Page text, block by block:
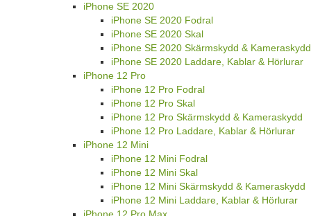
iPhone SE 2020
iPhone SE 2020 Fodral
iPhone SE 2020 Skal
iPhone SE 2020 Skärmskydd & Kameraskydd
iPhone SE 2020 Laddare, Kablar & Hörlurar
iPhone 12 Pro
iPhone 12 Pro Fodral
iPhone 12 Pro Skal
iPhone 12 Pro Skärmskydd & Kameraskydd
iPhone 12 Pro Laddare, Kablar & Hörlurar
iPhone 12 Mini
iPhone 12 Mini Fodral
iPhone 12 Mini Skal
iPhone 12 Mini Skärmskydd & Kameraskydd
iPhone 12 Mini Laddare, Kablar & Hörlurar